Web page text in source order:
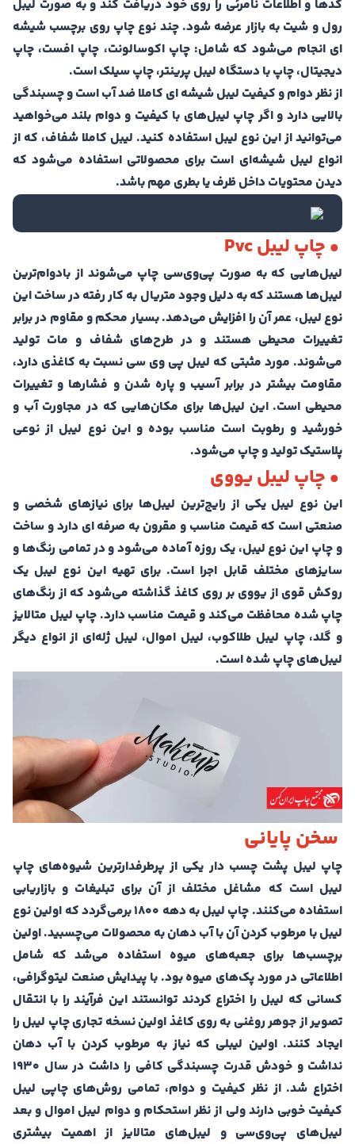
کدها و اطلاعات نامرئی را روی خود دریافت کند و به صورت لیبل
رول و شیت به بازار عرضه شود. چند نوع چاپ روی برچسب شیشه
ای انجام می‌شود که شامل: چاپ اکوسالونت، چاپ افست، چاپ
دیجیتال، چاپ با دستگاه لیبل پرینتر، چاپ سیلک است.
از نظر دوام و کیفیت لیبل شیشه ای کاملا ضد آب است و چسبندگی
بالایی دارد و اگر چاپ لیبل‌های با کیفیت و دوام بلند می‌خواهید
می‌توانید از این نوع لیبل استفاده کنید. لیبل کاملا شفاف، که از
انواع لیبل شیشه‌ای است برای محصولاتی استفاده می‌شود که
دیدن محتویات داخل ظرف یا بطری مهم باشد.
• چاپ لیبل Pvc
لیبل‌هایی که به صورت پی‌وی‌سی چاپ می‌شوند از بادوام‌ترین
لیبل‌ها هستند که به دلیل وجود متریال به کار رفته در ساخت این
نوع لیبل، عمر آن را افزایش می‌دهد. بسیار محکم و مقاوم در برابر
تغییرات محیطی هستند و در طرح‌های شفاف و مات تولید
می‌شوند. مورد مثبتی که لیبل پی وی سی نسبت به کاغذی دارد،
مقاومت بیشتر در برابر آسیب و پاره شدن و فشار‌ها و تغییرات
محیطی است. این لیبل‌ها برای مکان‌هایی که در مجاورت آب و
خورشید و رطوبت است مناسب بوده و این نوع لیبل از نوعی
پلاستیک تولید و چاپ می‌شود.
• چاپ لیبل یووی
این نوع لیبل یکی از رایج‌ترین لیبل‌ها برای نیاز‌های شخصی و
صنعتی است که قیمت مناسب و مقرون به صرفه ای دارد و ساخت
و چاپ این نوع لیبل، یک روزه آماده می‌شود و در تمامی رنگ‌ها و
سایز‌های مختلف قابل اجرا است. برای تهیه این نوع لیبل یک
روکش قوی از یووی بر روی کاغذ گذاشته می‌شود که از رنگ‌های
چاپ شده محافظت می‌کند و قیمت مناسب دارد. چاپ لیبل متالایز
و گلد، چاپ لیبل طلاکوب، لیبل اموال، لیبل ژله‌ای از انواع دیگر
لیبل‌های چاپ شده است.
سخن پایانی
چاپ لیبل پشت چسب دار یکی از پرطرفدارترین شیوه‌های چاپ
لیبل است که مشاغل مختلف از آن برای تبلیغات و بازاریابی
استفاده می‌کنند. چاپ لیبل به دهه ۱۸۰۰ برمی‌گردد که اولین نوع
لیبل با مرطوب کردن آن با آب دهان به محصولات می‌چسبید. اولین
برچسب‌ها برای جعبه‌های میوه استفاده می‌شد که شامل
اطلاعاتی در مورد پک‌های میوه بود. با پیدایش صنعت لیتوگرافی،
کسانی که لیبل را اختراع کردند توانستند این فرآیند را با انتقال
تصویر از جوهر روغنی به روی کاغذ اولین نسخه تجاری چاپ لیبل را
ایجاد کنند. اولین لیبلی که نیاز به مرطوب کردن با آب دهان
نداشت و خودش قدرت چسبندگی کافی را داشت در سال ۱۹۳۰
اختراع شد. از نظر کیفیت و دوام، تمامی روش‌های چاپی لیبل
کیفیت خوبی دارند ولی از نظر استحکام و دوام لیبل اموال و بعد
لیبل‌های پی‌وی‌سی و لیبل‌های متالایز از اهمیت بیشتری